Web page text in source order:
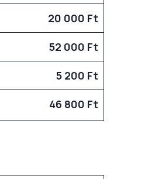
20 000 Ft
52 000 Ft
5 200 Ft
46 800 Ft